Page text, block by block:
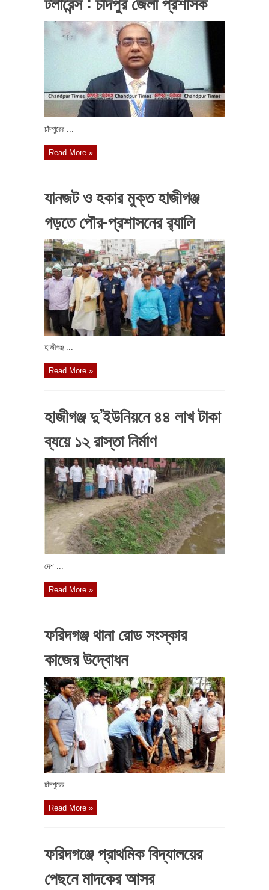
চাঁদপুরের ...
Read More »
যানজট ও হকার মুক্ত হাজীগঞ্জ
গড়তে পৌর-প্রশাসনের র‌্যালি
হাজীগঞ্জ ...
Read More »
হাজীগঞ্জ দু’ইউনিয়নে ৪৪ লাখ টাকা
ব্যয়ে ১২ রাস্তা নির্মাণ
দেশ ...
Read More »
ফরিদগঞ্জ থানা রোড সংস্কার
কাজের উদ্বোধন
চাঁদপুরের ...
Read More »
ফরিদগঞ্জে প্রাথমিক বিদ্যালয়ের
পেছনে মাদকের আসর